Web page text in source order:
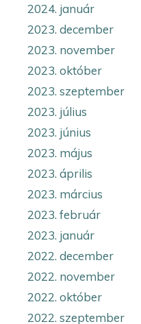
2024. január
2023. december
2023. november
2023. október
2023. szeptember
2023. július
2023. június
2023. május
2023. április
2023. március
2023. február
2023. január
2022. december
2022. november
2022. október
2022. szeptember